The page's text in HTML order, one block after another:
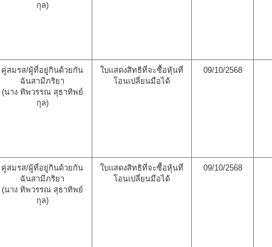
กุล)
คู่สมรส/ผู้ที่อยู่กินด้วยกัน
ฉันสามีภริยา
(นาง ทิพวรรณ สุธาทิพย์
กุล)
ใบแสดงสิทธิที่จะซื้อหุ้นที่
โอนเปลี่ยนมือได้
09/10/2568
คู่สมรส/ผู้ที่อยู่กินด้วยกัน
ฉันสามีภริยา
(นาง ทิพวรรณ สุธาทิพย์
กุล)
ใบแสดงสิทธิที่จะซื้อหุ้นที่
โอนเปลี่ยนมือได้
09/10/2568